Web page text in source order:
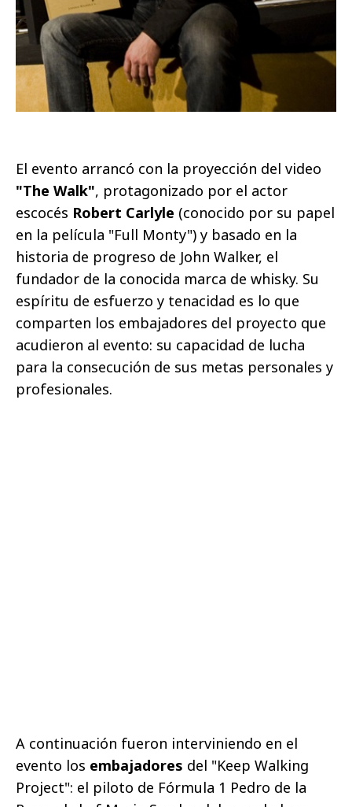
El evento arrancó con la proyección del video
"The Walk", protagonizado por el actor
escocés Robert Carlyle (conocido por su papel
en la película "Full Monty") y basado en la
historia de progreso de John Walker, el
fundador de la conocida marca de whisky. Su
espíritu de esfuerzo y tenacidad es lo que
comparten los embajadores del proyecto que
acudieron al evento: su capacidad de lucha
para la consecución de sus metas personales y
profesionales.
A continuación fueron interviniendo en el
evento los embajadores del "Keep Walking
Project": el piloto de Fórmula 1 Pedro de la